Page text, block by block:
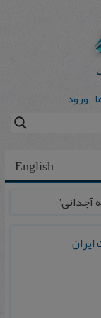
ورود
English